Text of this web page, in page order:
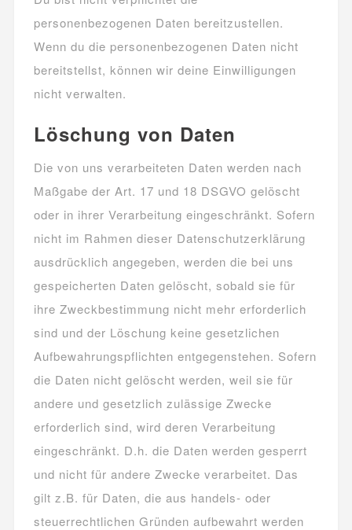
personenbezogenen Daten bereitzustellen.
Wenn du die personenbezogenen Daten nicht
bereitstellst, können wir deine Einwilligungen
nicht verwalten.
Löschung von Daten
Die von uns verarbeiteten Daten werden nach
Maßgabe der Art. 17 und 18 DSGVO gelöscht
oder in ihrer Verarbeitung eingeschränkt. Sofern
nicht im Rahmen dieser Datenschutzerklärung
ausdrücklich angegeben, werden die bei uns
gespeicherten Daten gelöscht, sobald sie für
ihre Zweckbestimmung nicht mehr erforderlich
sind und der Löschung keine gesetzlichen
Aufbewahrungspflichten entgegenstehen. Sofern
die Daten nicht gelöscht werden, weil sie für
andere und gesetzlich zulässige Zwecke
erforderlich sind, wird deren Verarbeitung
eingeschränkt. D.h. die Daten werden gesperrt
und nicht für andere Zwecke verarbeitet. Das
gilt z.B. für Daten, die aus handels- oder
steuerrechtlichen Gründen aufbewahrt werden